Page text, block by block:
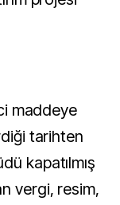
maddeye
tarihten
kapatılmış
vergi, resim,